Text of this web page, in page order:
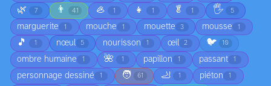
🌿 7 👨 41 🦪 1 👧 1 🥬 1 🖐️ 5
marguerite 1 mouche 1 mouette 3 mousse 1
🎵 1 nœul 5 nourisson 1 œil 2 🐦 10
ombre humaine 1 🌺 1 papillon 1 passant 1
personnage dessiné 1 🧑 61 🦶 1 piéton 1